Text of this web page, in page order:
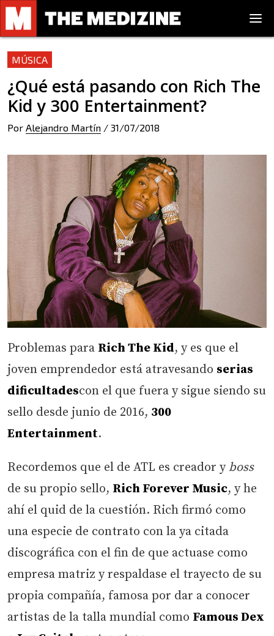
MÚSICA
¿Qué está pasando con Rich The
Kid y 300 Entertainment?
Por Alejandro Martín / 31/07/2018
Problemas para Rich The Kid, y es que el
joven emprendedor está atravesando serias
dificultadescon el que fuera y sigue siendo su
sello desde junio de 2016, 300
Entertainment.
Recordemos que el de ATL es creador yboss
de su propio sello, Rich Forever Music, y he
ahí el quid de la cuestión. Rich firmó como
una especie de contrato con la ya citada
discográfica con el fin de que actuase como
empresa matriz y respaldase el trayecto de su
propia compañía, famosa por dar a conocer
artistas de la talla mundial como Famous Dex